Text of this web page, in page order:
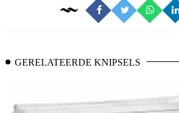
GERELATEERDE KNIPSELS